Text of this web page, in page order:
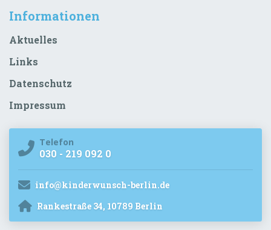
Informationen
Aktuelles
Links
Datenschutz
Impressum
Telefon
030 - 219 092 0
info@kinderwunsch-berlin.de
Rankestraße 34, 10789 Berlin